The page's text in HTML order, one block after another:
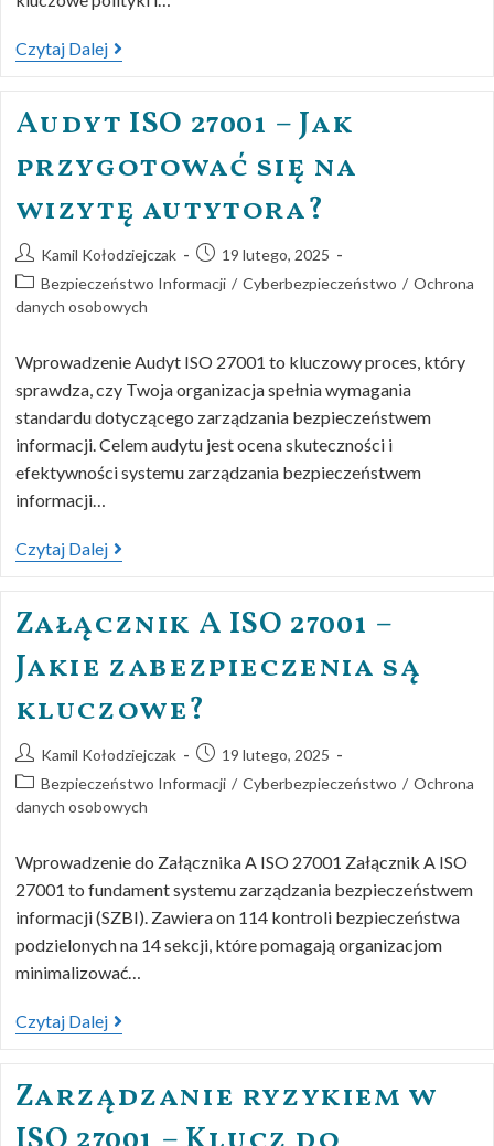
Czytaj Dalej
Audyt ISO 27001 – Jak
przygotować się na
wizytę autytora?
Kamil Kołodziejczak
19 lutego, 2025
Bezpieczeństwo Informacji / Cyberbezpieczeństwo / Ochrona
danych osobowych
Wprowadzenie Audyt ISO 27001 to kluczowy proces, który
sprawdza, czy Twoja organizacja spełnia wymagania
standardu dotyczącego zarządzania bezpieczeństwem
informacji. Celem audytu jest ocena skuteczności i
efektywności systemu zarządzania bezpieczeństwem
informacji…
Czytaj Dalej
Załącznik A ISO 27001 –
Jakie zabezpieczenia są
kluczowe?
Kamil Kołodziejczak
19 lutego, 2025
Bezpieczeństwo Informacji / Cyberbezpieczeństwo / Ochrona
danych osobowych
Wprowadzenie do Załącznika A ISO 27001 Załącznik A ISO
27001 to fundament systemu zarządzania bezpieczeństwem
informacji (SZBI). Zawiera on 114 kontroli bezpieczeństwa
podzielonych na 14 sekcji, które pomagają organizacjom
minimalizować…
Czytaj Dalej
Zarządzanie ryzykiem w